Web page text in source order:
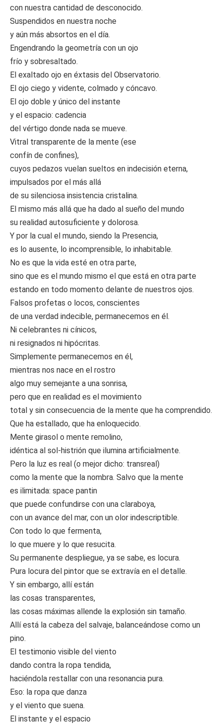
con nuestra cantidad de desconocido.
Suspendidos en nuestra noche
y aún más absortos en el día.
Engendrando la geometría con un ojo
frío y sobresaltado.
El exaltado ojo en éxtasis del Observatorio.
El ojo ciego y vidente, colmado y cóncavo.
El ojo doble y único del instante
y el espacio: cadencia
del vértigo donde nada se mueve.
Vitral transparente de la mente (ese
confín de confines),
cuyos pedazos vuelan sueltos en indecisión eterna,
impulsados por el más allá
de su silenciosa insistencia cristalina.
El mismo más allá que ha dado al sueño del mundo
su realidad autosuficiente y dolorosa.
Y por la cual el mundo, siendo la Presencia,
es lo ausente, lo incomprensible, lo inhabitable.
No es que la vida esté en otra parte,
sino que es el mundo mismo el que está en otra parte
estando en todo momento delante de nuestros ojos.
Falsos profetas o locos, conscientes
de una verdad indecible, permanecemos en él.
Ni celebrantes ni cínicos,
ni resignados ni hipócritas.
Simplemente permanecemos en él,
mientras nos nace en el rostro
algo muy semejante a una sonrisa,
pero que en realidad es el movimiento
total y sin consecuencia de la mente que ha comprendido.
Que ha estallado, que ha enloquecido.
Mente girasol o mente remolino,
idéntica al sol-histrión que ilumina artificialmente.
Pero la luz es real (o mejor dicho: transreal)
como la mente que la nombra. Salvo que la mente
es ilimitada: space pantin
que puede confundirse con una claraboya,
con un avance del mar, con un olor indescriptible.
Con todo lo que fermenta,
lo que muere y lo que resucita.
Su permanente despliegue, ya se sabe, es locura.
Pura locura del pintor que se extravía en el detalle.
Y sin embargo, allí están
las cosas transparentes,
las cosas máximas allende la explosión sin tamaño.
Allí está la cabeza del salvaje, balanceándose como un
pino.
El testimonio visible del viento
dando contra la ropa tendida,
haciéndola restallar con una resonancia pura.
Eso: la ropa que danza
y el viento que suena.
El instante y el espacio